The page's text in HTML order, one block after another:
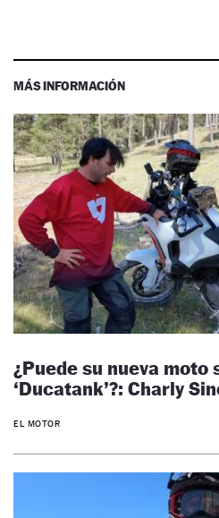
MÁS INFORMACIÓN
¿Puede su nueva moto
‘Ducatank’?: Charly
EL MOTOR